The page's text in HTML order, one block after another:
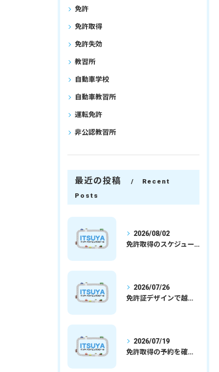
免許
免許取得
免許失効
教習所
自動車学校
自動車教習所
運転免許
非公認教習所
最近の投稿
Recent
Posts
2026/08/02
免許取得のスケジュールを徹底解説学生社会人の通学合宿別プランで最短取得のコツ
2026/07/26
免許証デザインで越谷市愛を表現する埼玉県さいたま市越谷市の免許取得完全ガイド
2026/07/19
免許取得の予約を確実に取るための最新ガイドと一発試験合格の実践法